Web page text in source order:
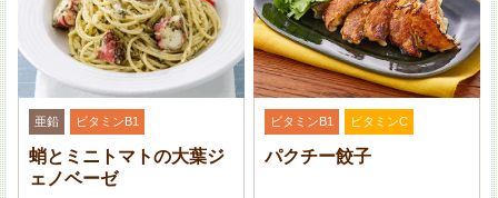
(B) コチュジャン・しょうゆ・酢：各小さじ 2
(B) ごま油：小さじ 1/2
(B) にんにく (すりおろし)：小さじ 1/4
(B) いりごま (白)：小さじ 1
フライパンは大きめの 28 cm を使用しています。小さ
いフライパンを使用する場合は 2 回に分け、油を半量
にして焼いてください。
亜鉛 ビタミンB1
蛸とミニトマトの大葉ジ
ェノベーゼ
ビタミンB1 ビタミンC
パクチー餃子